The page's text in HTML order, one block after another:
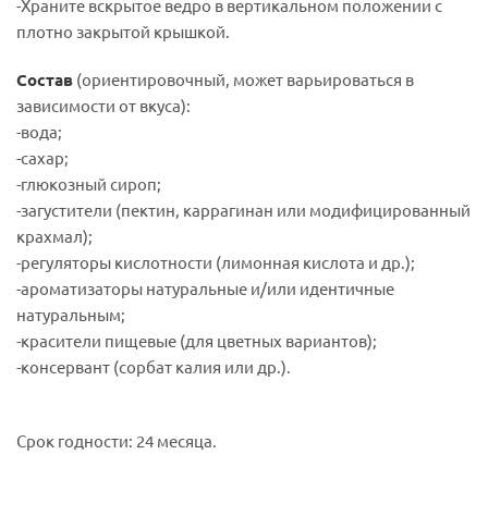
-Храните вскрытое ведро в вертикальном положении с
плотно закрытой крышкой.
Состав (ориентировочный, может варьироваться в
зависимости от вкуса):
-вода;
-сахар;
-глюкозный сироп;
-загустители (пектин, каррагинан или модифицированный
крахмал);
-регуляторы кислотности (лимонная кислота и др.);
-ароматизаторы натуральные и/или идентичные
натуральным;
-красители пищевые (для цветных вариантов);
-консервант (сорбат калия или др.).
Срок годности: 24 месяца.